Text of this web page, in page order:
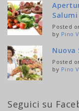
Salumi
Posted
by Pino
Nuova
Posted
by Pino
Seguici su